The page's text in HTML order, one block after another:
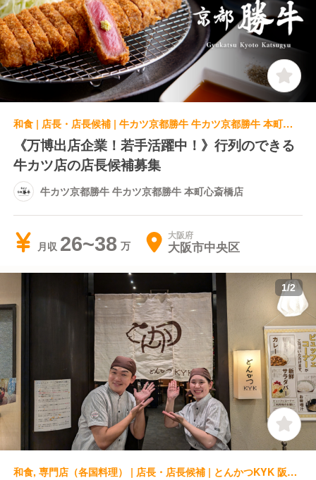
和食 | 店長・店長候補 | 牛カツ京都勝牛 牛カツ京都勝牛 本町心斎橋店
《万博出店企業！若手活躍中！》行列のできる
牛カツ店の店長候補募集
牛カツ京都勝牛 牛カツ京都勝牛 本町心斎橋店
月収 26~38 大阪府
大阪市中央区
1/2
和食, 専門店（各国料理） | 店長・店長候補 | とんかつKYK 阪急三番街店